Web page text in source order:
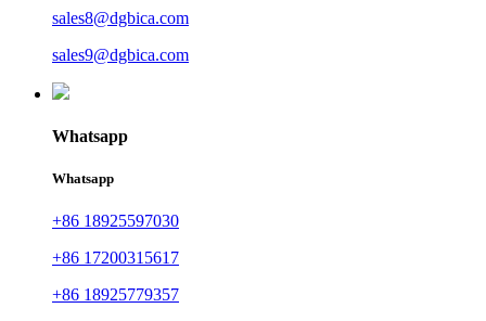
sales8@dgbica.com
sales9@dgbica.com
Whatsapp
Whatsapp
+86 18925597030
+86 17200315617
+86 18925779357